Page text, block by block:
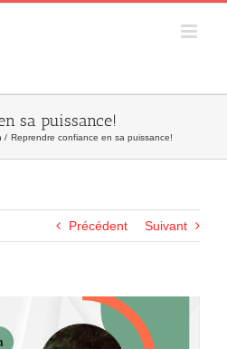
sa puissance!
Reprendre confiance en sa puissance!
Précédent Suivant